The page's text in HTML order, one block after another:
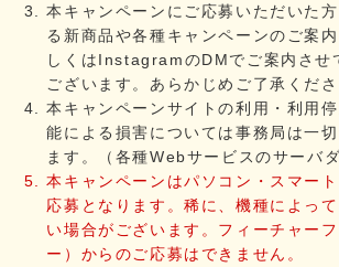
本キャンペーンにご応募いただいた
る新商品や各種キャンペーンのご案
しくはInstagramのDMでご案内させ
ございます。あらかじめご了承くださ
本キャンペーンサイトの利用・利用
能による損害については事務局は一
ます。（各種Webサービスのサーバ
本キャンペーンはパソコン・スマー
応募となります。稀に、機種によっ
い場合がございます。フィーチャー
ー）からのご応募はできません。